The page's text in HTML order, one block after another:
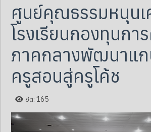
ศูนย์คุณธรรมหนุนเ
โรงเรียนกองทุนกา
ภาคกลางพัฒนาแก
ครูสอนสู่ครูโค้ช
ฮิต: 165